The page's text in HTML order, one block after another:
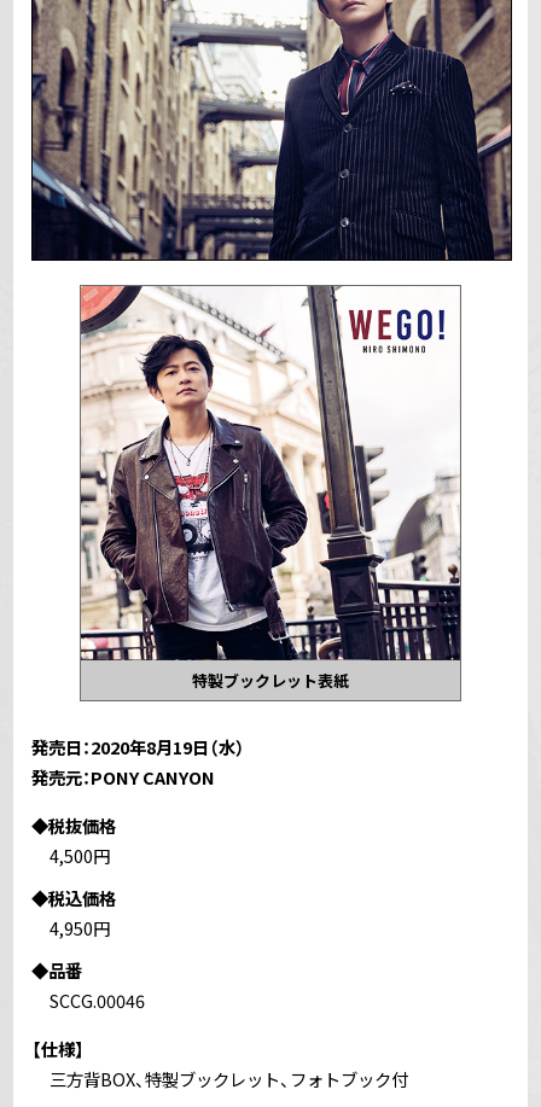
特製ブックレット表紙
発売日：2020年8月19日（水）
発売元：PONY CANYON
◆税抜価格
4,500円
◆税込価格
4,950円
◆品番
SCCG.00046
【仕様】
三方背BOX、特製ブックレット、フォトブック付